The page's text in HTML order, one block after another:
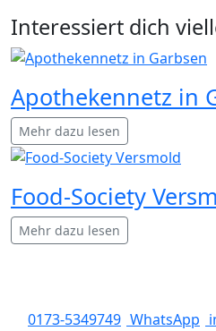
Interessiert dich
Apothekennetz in
Mehr dazu lesen
Food-Society
Mehr dazu lesen
0173-5349749 WhatsApp